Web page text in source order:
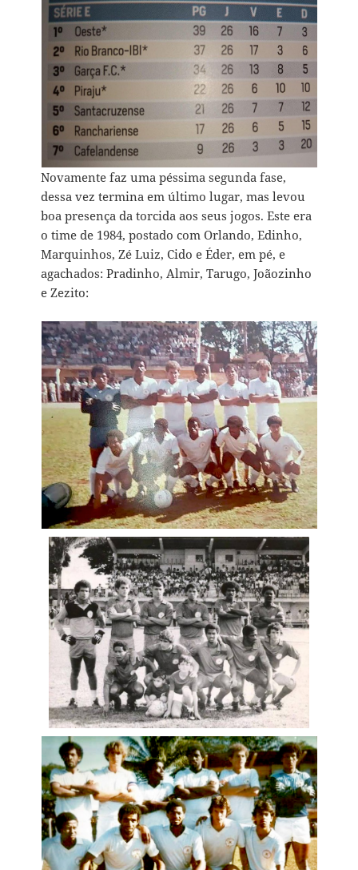
Novamente faz uma péssima segunda fase,
dessa vez termina em último lugar, mas levou
boa presença da torcida aos seus jogos. Este era
o time de 1984, postado com Orlando, Edinho,
Marquinhos, Zé Luiz, Cido e Éder, em pé, e
agachados: Pradinho, Almir, Tarugo, Joãozinho
e Zezito: